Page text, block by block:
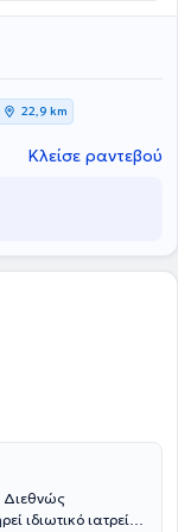
General και
(ΑΠΘ) και
«Κλινική &
Η ιατρός
-
Καποδιστριακού
να παρακολουθεί
22,9 km
Κλείσε ραντεβού
Διεθνώς
ιδιωτικό ιατρείο